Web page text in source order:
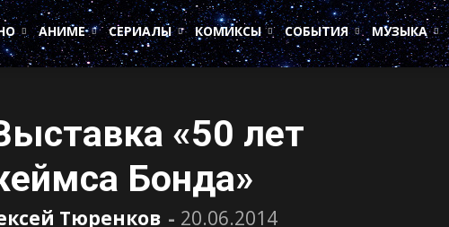
АНИМЕ СЕРИАЛЫ КОМИКСЫ СОБЫТИЯ МУЗЫКА
«50 лет
Бонда»
Тюренков - 20.06.2014